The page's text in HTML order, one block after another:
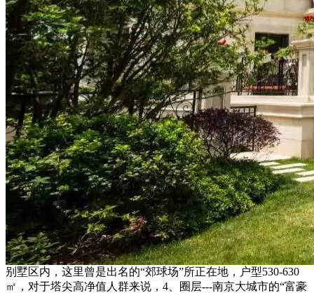
别墅区内，这里曾是出名的“郊球场”所正在地，户型530-630
㎡，对于塔尖高净值人群来说，4、圈层---南京大城市的“富豪